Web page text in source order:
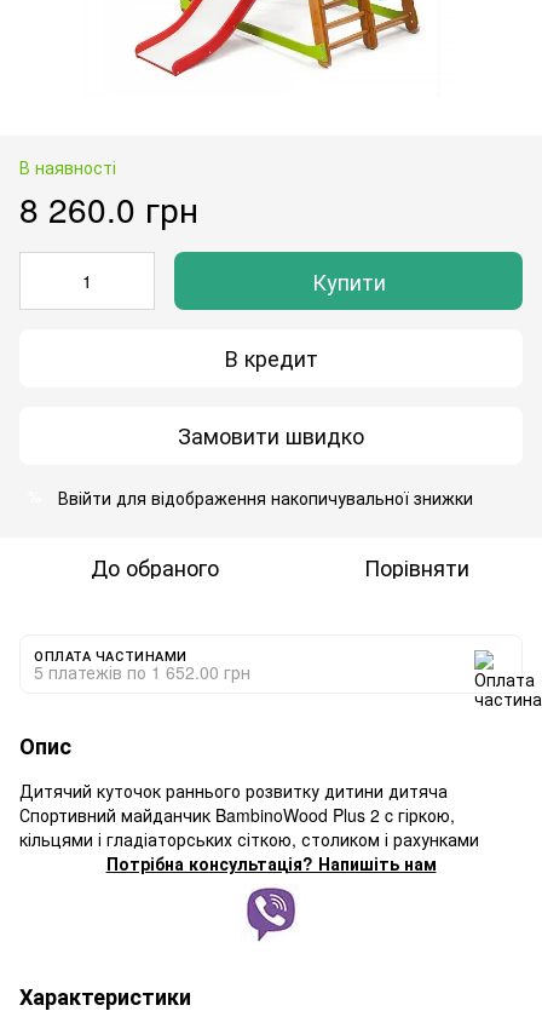
В наявності
8 260.0 грн
Купити
В кредит
Замовити швидко
Ввійти для відображення накопичувальної знижки
До обраного Порівняти
ОПЛАТА ЧАСТИНАМИ
5 платежів по 1 652.00 грн
Опис
Дитячий куточок раннього розвитку дитини дитяча
Спортивний майданчик BambinoWood Plus 2 c гіркою,
кільцями і гладіаторських сіткою, столиком і рахунками
Потрібна консультація? Напишіть нам
Характеристики